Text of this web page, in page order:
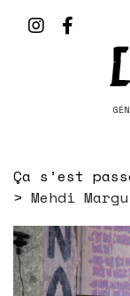
Ça s’est
Mehdi